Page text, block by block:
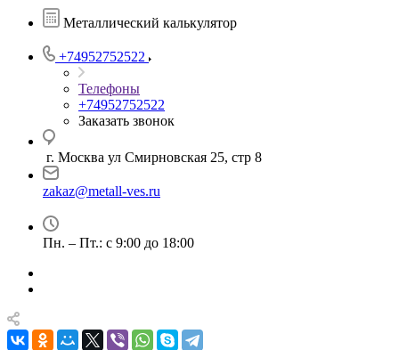
Металлический калькулятор
+74952752522
Телефоны
+74952752522
Заказать звонок
г. Москва ул Смирновская 25, стр 8
zakaz@metall-ves.ru
Пн. – Пт.: с 9:00 до 18:00